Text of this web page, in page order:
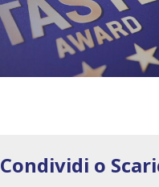
Condividi o